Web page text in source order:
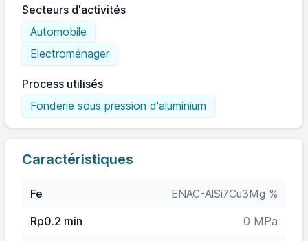
Secteurs d'activités
Automobile
Electroménager
Process utilisés
Fonderie sous pression d'aluminium
Caractéristiques
Fe
ENAC-AlSi7Cu3Mg %
Rp0.2 min
0 MPa